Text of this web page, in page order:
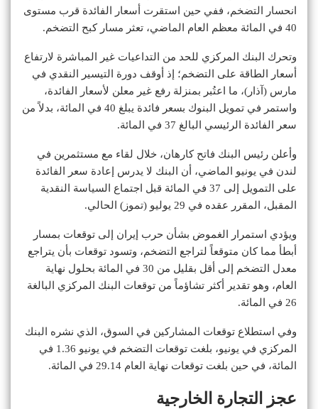
انحسار التضخم، ففي حين استقرت أسعار الفائدة قرب مستوى
40 في المائة معظم العام الماضي، تعثر مسار كبح التضخم.
وتحرك البنك المركزي للحد من التداعيات غير المباشرة لارتفاع
أسعار الطاقة على التضخم؛ إذ أوقف دورة التيسير النقدي في
مارس (آذار)، ما اعتُبر بمنزلة رفع غير معلن لأسعار الفائدة،
واستمر في تمويل البنوك بسعر فائدة يبلغ 40 في المائة، بدلاً من
سعر الفائدة الرئيسي البالغ 37 في المائة.
وأعلن رئيس البنك فاتح كارهان، خلال لقاء مع مستثمرين في
لندن في يونيو الماضي، أن البنك لا يدرس إعادة سعر الفائدة
على التمويل إلى 37 في المائة قبل اجتماع السياسة النقدية
المقبل، المقرر عقده في 29 يوليو (تموز) الحالي.
ويؤدي استمرار الغموض بشأن حرب إيران إلى توقعات ‌بمسار
أبطأ مما كان متوقعاً لتراجع التضخم، وتسود توقعات بأن يتراجع
معدل التضخم إلى أقل بقليل من 30 في المائة بحلول نهاية
العام، وهو تقدير أكثر تشاؤماً من توقعات البنك المركزي البالغة
26 في المائة.
وفي استطلاع توقعات المشاركين في السوق، الذي نشره البنك
المركزي في يونيو، بلغت توقعات التضخم في يونيو 1.36 في
المائة، في حين بلغت توقعات نهاية العام 29.14 في المائة.
عجز التجارة الخارجية